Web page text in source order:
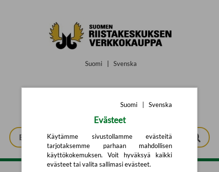
Suomi Svenska
Suomi Svenska
Evästeet
Käytämme sivustollamme evästeitä
tarjotaksemme parhaan mahdollisen
käyttökokemuksen. Voit hyväksyä kaikki
evästeet tai valita sallimasi evästeet.